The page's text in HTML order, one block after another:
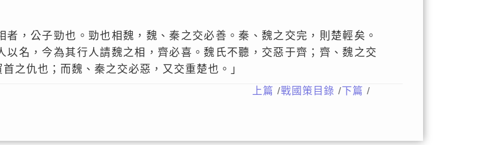
，公子勁也。勁也相魏，魏、秦之交必善。秦、魏之交完，則楚輕矣。
名，今為其行人請魏之相，齊必喜。魏氏不聽，交惡于齊；齊、魏之交
之仇也；而魏、秦之交必惡，又交重楚也。」
上篇 /戰國策目錄 / 下篇 /